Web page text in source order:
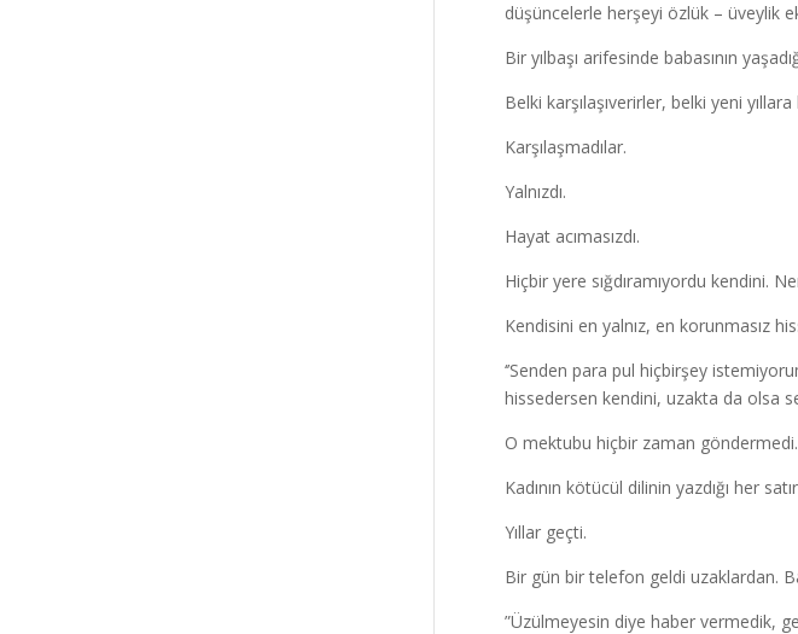
düşüncelerle herşeyi özlük – üveylik
Bir yılbaşı arifesinde babasının
Belki karşılaşıverirler, belki yeni
Karşılaşmadılar.
Yalnızdı.
Hayat acımasızdı.
Hiçbir yere sığdıramıyordu kendini.
Kendisini en yalnız, en korunmasız
‘’Senden para pul hiçbirşey
hissedersen kendini, uzakta da olsa
O mektubu hiçbir zaman göndermedi.
Kadının kötücül dilinin yazdığı her
Yıllar geçti.
Bir gün bir telefon geldi uzaklardan.
”Üzülmeyesin diye haber vermedik,